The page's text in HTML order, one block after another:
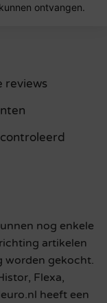
ontvangen.
reviews
nog enkele
artikelen
worden gekocht.
Flexa,
heeft een